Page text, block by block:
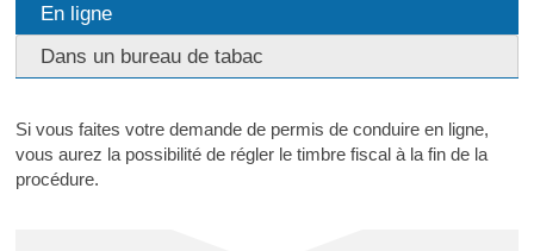
En ligne
Dans un bureau de tabac
Si vous faites votre demande de permis de conduire en ligne,
vous aurez la possibilité de régler le timbre fiscal à la fin de la
procédure.